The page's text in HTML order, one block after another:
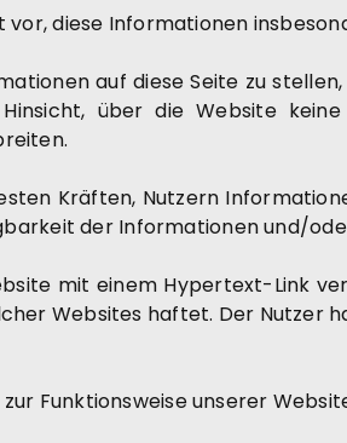
diese Informationen
auf diese Seite zu
über die Website
Kräften, Nutzern
der Informationen und/
mit einem Hypertext-Link
Websites haftet. Der Nutzer
Funktionsweise unserer